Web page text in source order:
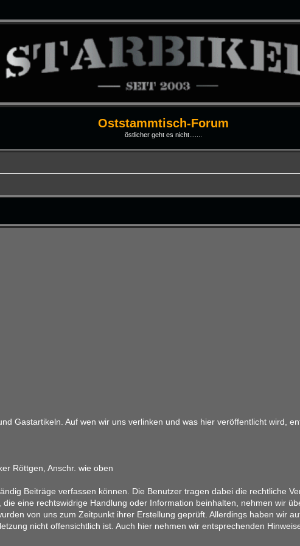
Oststammtisch-Forum
östlicher geht es nicht.......
Gastartikeln. Auf wen wir uns verlinken und was hier veröffentlicht wird,
Röttgen, Anschr. wie oben
Beiträge verfassen können. Die Benutzer tragen dabei die rechtliche
eine rechtswidrige Handlung oder Information beinhalten, nehmen wir
von uns zum Zeitpunkt ihrer Erstellung geprüft. Allerdings haben wir
nicht offensichtlich ist. Auch hier nehmen wir entsprechenden